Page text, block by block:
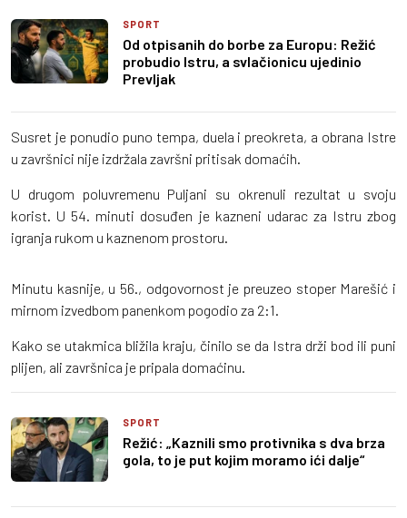
SPORT
Od otpisanih do borbe za Europu: Režić
probudio Istru, a svlačionicu ujedinio
Prevljak
Susret je ponudio puno tempa, duela i preokreta, a obrana Istre
u završnici nije izdržala završni pritisak domaćih.
U drugom poluvremenu Puljani su okrenuli rezultat u svoju
korist. U 54. minuti dosuđen je kazneni udarac za Istru zbog
igranja rukom u kaznenom prostoru.
Minutu kasnije, u 56., odgovornost je preuzeo stoper Marešić i
mirnom izvedbom panenkom pogodio za 2:1.
Kako se utakmica bližila kraju, činilo se da Istra drži bod ili puni
plijen, ali završnica je pripala domaćinu.
SPORT
Režić: „Kaznili smo protivnika s dva brza
gola, to je put kojim moramo ići dalje“